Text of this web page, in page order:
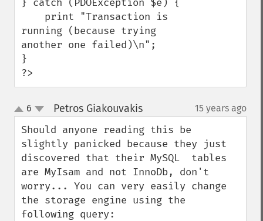
} catch (PDOException $e) {
running (because trying
another one failed)\n";
}
?>
up
down
6 Petros Giakouvakis¶ 15 years ago
Should anyone reading this be
slightly panicked because they just
discovered that their MySQL  tables
are MyIsam and not InnoDb, don't
worry... You can very easily change
the storage engine using the
following query: